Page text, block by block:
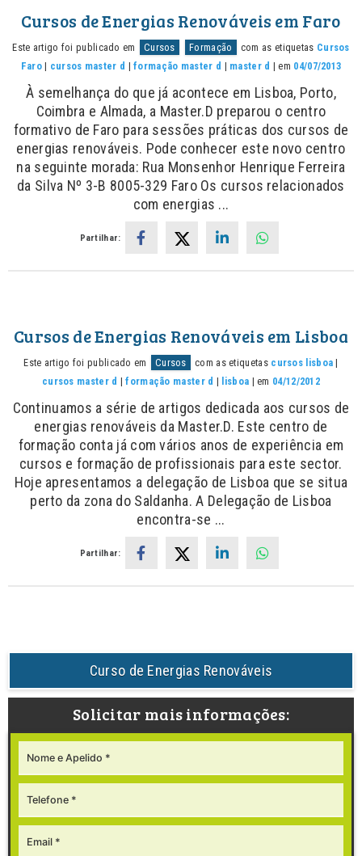
Cursos de Energias Renováveis em Faro
Este artigo foi publicado em Cursos Formação com as etiquetas Cursos
Faro| cursos master d |formação master d | master d | em 04/07/2013
À semelhança do que já acontece em Lisboa, Porto,
Coimbra e Almada, a Master.D preparou o centro
formativo de Faro para sessões práticas dos cursos de
energias renováveis. Pode conhecer este novo centro
na seguinte morada: Rua Monsenhor Henrique Ferreira
da Silva Nº 3-B 8005-329 Faro Os cursos relacionados
com energias ...
Partilhar:
Cursos de Energias Renováveis em Lisboa
Este artigo foi publicado em Cursos com as etiquetas cursos lisboa |
cursos master d |formação master d | lisboa | em 04/12/2012
Continuamos a série de artigos dedicada aos cursos de
energias renováveis da Master.D. Este centro de
formação conta já com vários anos de experiência em
cursos e formação de profissionais para este sector.
Hoje apresentamos a delegação de Lisboa que se situa
perto da zona do Saldanha. A Delegação de Lisboa
encontra-se ...
Partilhar:
Curso de Energias Renováveis
Solicitar mais informações: